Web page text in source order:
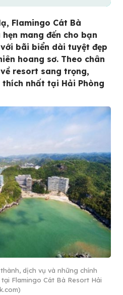
Flamingo Cát Bà
mang đến cho bạn
bãi biển dài tuyệt đẹp
hoang sơ. Theo chân
resort sang trọng,
nhất tại Hải Phòng
dịch vụ và những chính
Flamingo Cát Bà Resort Hải